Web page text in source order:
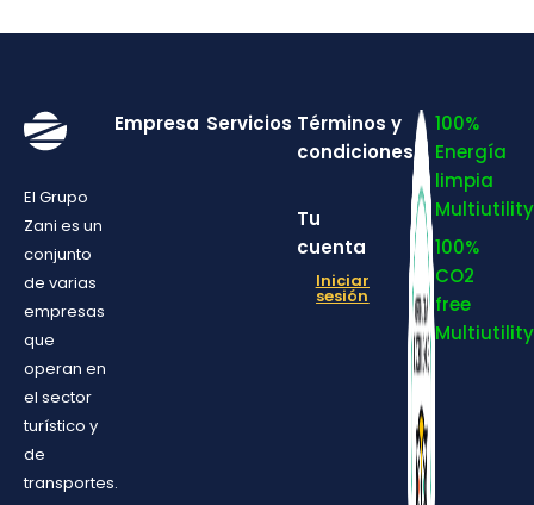
El Grupo
Zani es un
conjunto
de varias
empresas
que
operan en
el sector
turístico y
de
transportes.
Empresa Servicios Términos y
condiciones
Tu
cuenta
Iniciar
sesión
100%
Energía
limpia
Multiutility
100%
CO2
free
Multiutility